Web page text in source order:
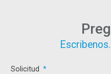
Solicitud